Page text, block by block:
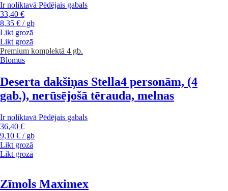
Ir noliktavā Pēdējais gabals
33,40 €
8,35 € / gb
Likt grozā
Likt grozā
Premium komplektā 4 gb.
Blomus
Deserta dakšiņas Stella4 personām, (4
gab.), nerūsējošā tērauda, melnas
Ir noliktavā Pēdējais gabals
36,40 €
9,10 € / gb
Likt grozā
Likt grozā
Zīmols Maximex